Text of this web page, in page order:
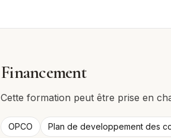
Financement
Cette formation peut être prise en
OPCO Plan de developpement des